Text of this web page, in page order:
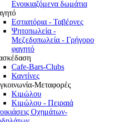
Ενοικιαζόμενα δωμάτια
Εστιατόρια - Ταβέρνες
Ψητοπωλεία -
Μεζεδοπωλεία - Γρήγορο
φαγητό
Cafe-Bars-Clubs
Καντίνες
Μεταφορές
Κιμώλου
Κιμώλου - Πειραιά
Οχημάτων-